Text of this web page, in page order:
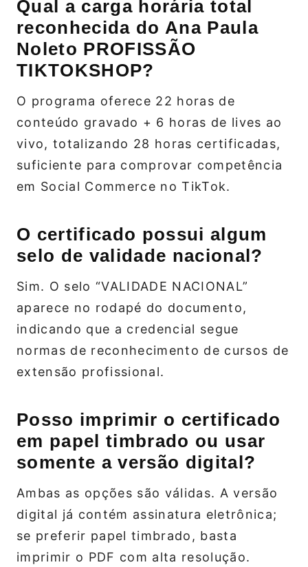
Qual a carga horária total
reconhecida do Ana Paula
Noleto PROFISSÃO
TIKTOKSHOP?
O programa oferece 22 horas de
conteúdo gravado + 6 horas de lives ao
vivo, totalizando 28 horas certificadas,
suficiente para comprovar competência
em Social Commerce no TikTok.
O certificado possui algum
selo de validade nacional?
Sim. O selo “VALIDADE NACIONAL”
aparece no rodapé do documento,
indicando que a credencial segue
normas de reconhecimento de cursos de
extensão profissional.
Posso imprimir o certificado
em papel timbrado ou usar
somente a versão digital?
Ambas as opções são válidas. A versão
digital já contém assinatura eletrônica;
se preferir papel timbrado, basta
imprimir o PDF com alta resolução.